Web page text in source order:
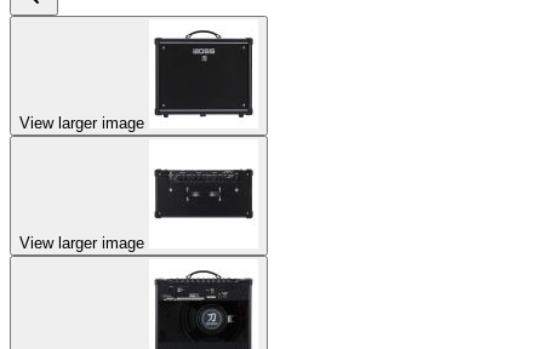
View larger image
View larger image